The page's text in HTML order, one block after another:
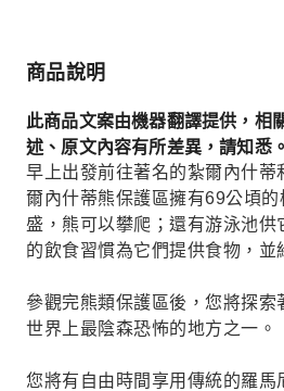
商品說明
此商品文案由機器翻譯提供，相
述、原文內容有所差異，請知悉。
早上出發前往著名的紮爾內什蒂
爾內什蒂熊保護區擁有69公頃
盛，熊可以攀爬；還有游泳池供
的飲食習慣為它們提供食物，並
參觀完熊類保護區後，您將探索
世界上最陰森恐怖的地方之一。
您將有自由時間享用傳統的羅馬